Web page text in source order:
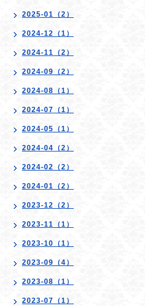
2025-01（2）
2024-12（1）
2024-11（2）
2024-09（2）
2024-08（1）
2024-07（1）
2024-05（1）
2024-04（2）
2024-02（2）
2024-01（2）
2023-12（2）
2023-11（1）
2023-10（1）
2023-09（4）
2023-08（1）
2023-07（1）